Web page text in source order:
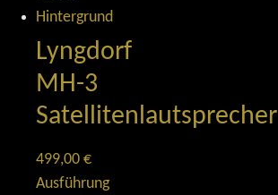
Lyngdorf
MH-3
Satellitenlautsprecher
499,00 €
Ausführung